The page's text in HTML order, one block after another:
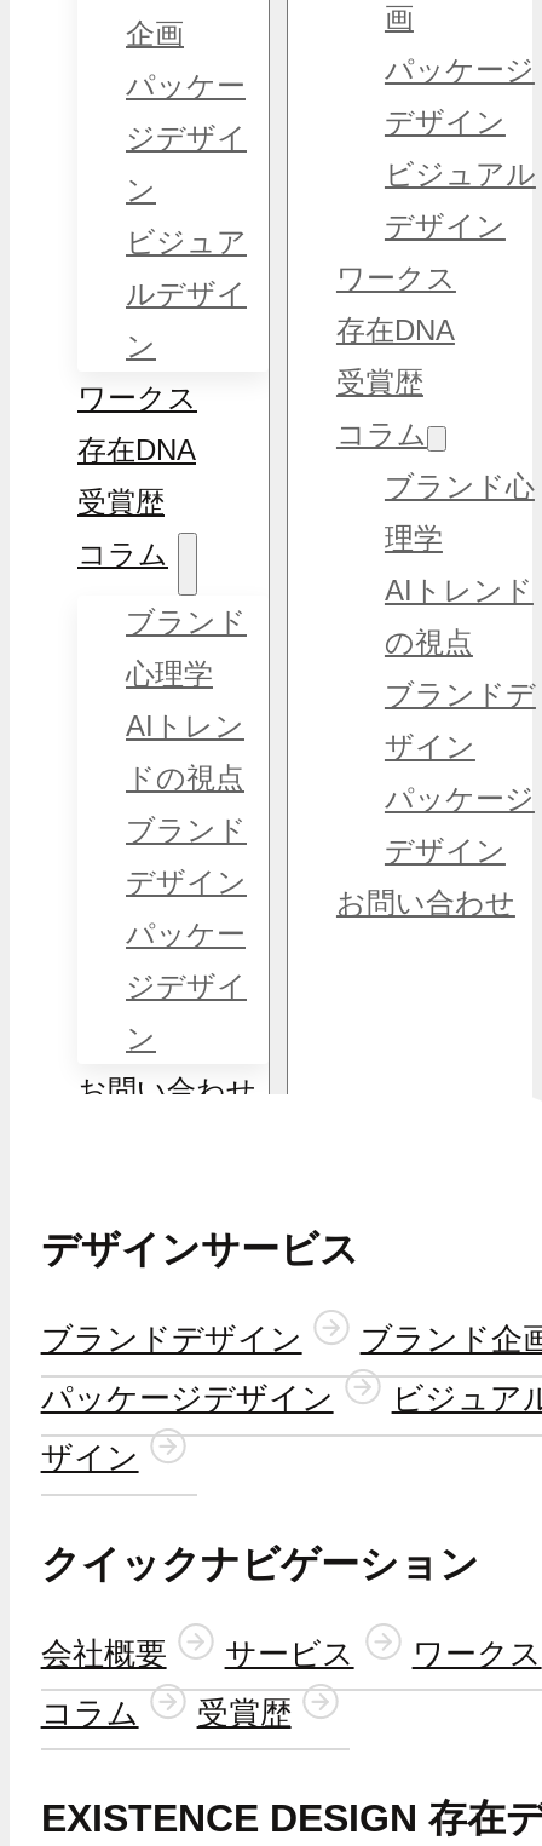
企画
パッケー
ジデザイ
ン
ビジュア
ルデザイ
ン
ワークス
存在DNA
受賞歴
コラム
ブランド
心理学
AIトレン
ドの視点
ブランド
デザイン
パッケー
ジデザイ
ン
お問い合わせ
画
パッケージ
デザイン
ビジュアル
デザイン
ワークス
存在DNA
受賞歴
コラム
ブランド心
理学
AIトレンド
の視点
ブランドデ
ザイン
パッケージ
デザイン
お問い合わせ
デザインサービス
ブランドデザイン
ブランド企
パッケージデザイン
ビジュア
ザイン
クイックナビゲーション
会社概要 サービス
ワークス
コラム
受賞歴
EXISTENCE DESIGN 存在